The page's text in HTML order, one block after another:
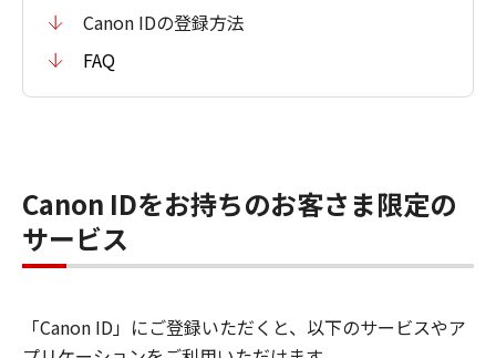
Canon IDの登録方法
FAQ
Canon IDをお持ちのお客さま限定の
サービス
「Canon ID」にご登録いただくと、以下のサービスやア